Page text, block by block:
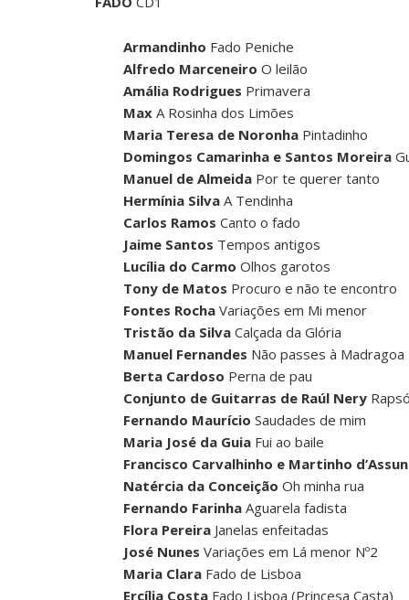
Armandinho Fado Peniche
Alfredo Marceneiro O leilão
Amália Rodrigues Primavera
Max A Rosinha dos Limões
Maria Teresa de Noronha Pintadinho
Domingos Camarinha e Santos Moreira
Manuel de Almeida Por te querer tanto
Hermínia Silva A Tendinha
Carlos Ramos Canto o fado
Jaime Santos Tempos antigos
Lucília do Carmo Olhos garotos
Tony de Matos Procuro e não te encontro
Fontes Rocha Variações em Mi menor
Tristão da Silva Calçada da Glória
Manuel Fernandes Não passes à Madragoa
Berta Cardoso Perna de pau
Conjunto de Guitarras de Raúl Nery
Fernando Maurício Saudades de mim
Maria José da Guia Fui ao baile
Francisco Carvalhinho e Martinho
Natércia da Conceição Oh minha rua
Fernando Farinha Aguarela fadista
Flora Pereira Janelas enfeitadas
José Nunes Variações em Lá menor Nº2
Maria Clara Fado de Lisboa
Ercília Costa Fado Lisboa (Princesa Casta)